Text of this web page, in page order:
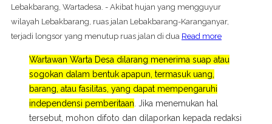
Lebakbarang, Wartadesa. - Akibat hujan yang mengguyur
wilayah Lebakbarang, ruas jalan Lebakbarang-Karanganyar,
terjadi longsor yang menutup ruas jalan di dua Read more
Wartawan Warta Desa dilarang menerima suap atau
sogokan dalam bentuk apapun, termasuk uang,
barang, atau fasilitas, yang dapat mempengaruhi
independensi pemberitaan . Jika menemukan hal
tersebut, mohon difoto dan dilaporkan kepada redaksi